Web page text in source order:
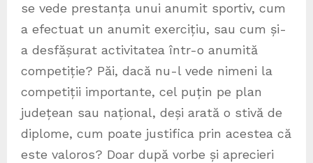
se vede prestanța unui anumit sportiv, cum
a efectuat un anumit exercițiu, sau cum și-
a desfășurat activitatea într-o anumită
competiție? Păi, dacă nu-l vede nimeni la
competiții importante, cel puțin pe plan
județean sau național, deși arată o stivă de
diplome, cum poate justifica prin acestea că
este valoros? Doar după vorbe și aprecieri